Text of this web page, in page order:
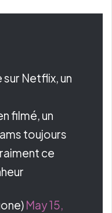
Netflix, un
filmé, un
toujours
ce
May 15,